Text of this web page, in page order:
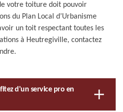
votre toiture doit pouvoir
du Plan Local d’Urbanisme
un toit respectant toutes les
à Heutregiville, contactez
d'un service pro en